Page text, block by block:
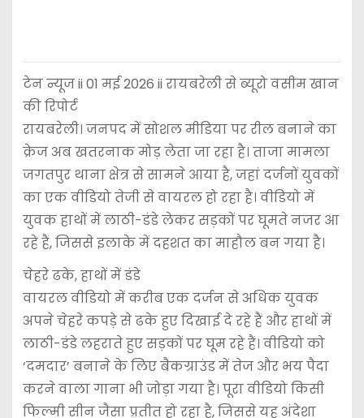
टेन न्यूज ii 01 मई 2026 ii रायबरेली से ब्यूरो वसीम खान
की रिपोर्ट
रायबरेली। जनपद में सोशल मीडिया पर रील बनाने का
क्रेज अब खतरनाक मोड़ लेता जा रहा है। ताजा मामला
जगतपुर थाना क्षेत्र से सामने आया है, जहां दर्जनों युवकों
का एक वीडियो तेजी से वायरल हो रहा है। वीडियो में
युवक हाथों में लाठी-डंडे लेकर सड़कों पर घूमते नजर आ
रहे हैं, जिससे इलाके में दहशत का माहौल बन गया है।
चेहरे ढके, हाथों में डंडे
वायरल वीडियो में करीब एक दर्जन से अधिक युवक
अपने चेहरे कपड़े से ढके हुए दिखाई दे रहे हैं और हाथों में
लाठी-डंडे लहराते हुए सड़कों पर घूम रहे हैं। वीडियो को
‘दमदार’ बनाने के लिए बैकग्राउंड में तेज और भय पैदा
करने वाला गाना भी जोड़ा गया है। पूरा वीडियो किसी
फिल्मी सीन जैसा प्रतीत हो रहा है, जिससे यह अंदेशा